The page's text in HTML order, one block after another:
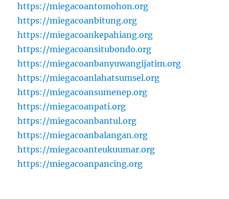
https://miegacoantomohon.org
https://miegacoanbitung.org
https://miegacoankepahiang.org
https://miegacoansitubondo.org
https://miegacoanbanyuwangijatim.org
https://miegacoanlahatsumsel.org
https://miegacoansumenep.org
https://miegacoanpati.org
https://miegacoanbantul.org
https://miegacoanbalangan.org
https://miegacoanteukuumar.org
https://miegacoanpancing.org